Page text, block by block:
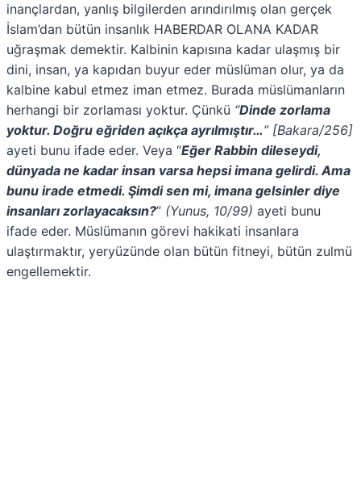
inançlardan, yanlış bilgilerden arındırılmış olan gerçek
İslam’dan bütün insanlık HABERDAR OLANA KADAR
uğraşmak demektir. Kalbinin kapısına kadar ulaşmış bir
dini, insan, ya kapıdan buyur eder müslüman olur, ya da
kalbine kabul etmez iman etmez. Burada müslümanların
herhangi bir zorlaması yoktur. Çünkü “Dinde zorlama
yoktur. Doğru eğriden açıkça ayrılmıştır…” [Bakara/256]
ayeti bunu ifade eder. Veya “Eğer Rabbin dileseydi,
dünyada ne kadar insan varsa hepsi imana gelirdi. Ama
bunu irade etmedi. Şimdi sen mi, imana gelsinler diye
insanları zorlayacaksın?” (Yunus, 10/99) ayeti bunu
ifade eder. Müslümanın görevi hakikati insanlara
ulaştırmaktır, yeryüzünde olan bütün fitneyi, bütün zulmü
engellemektir.